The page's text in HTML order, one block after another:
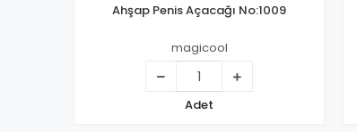
Ahşap Penis Açacağı No:1009
magicool
Adet